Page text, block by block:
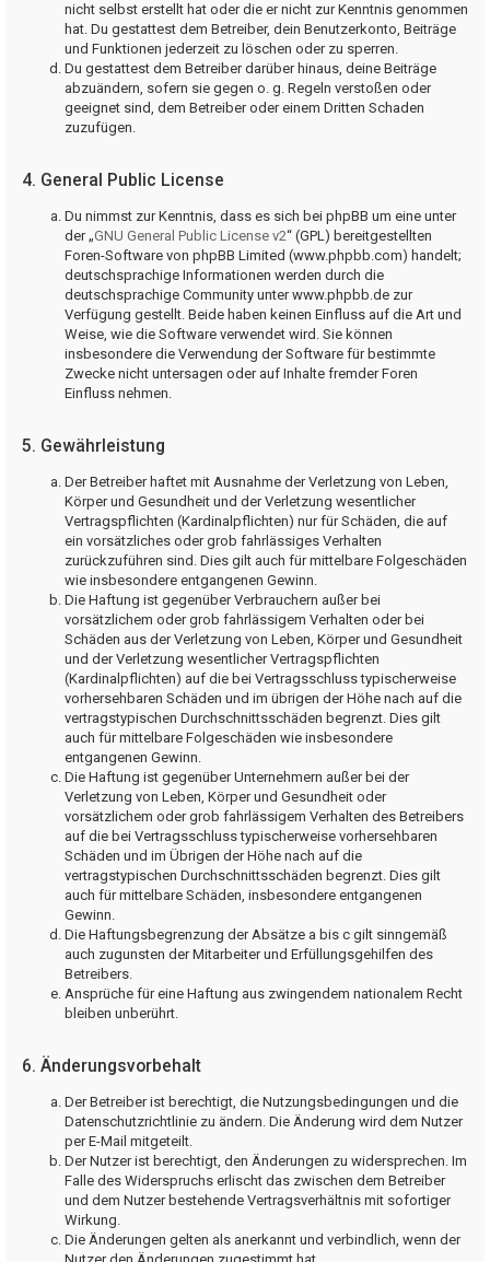
nicht selbst erstellt hat oder die er nicht zur Kenntnis genommen
hat. Du gestattest dem Betreiber, dein Benutzerkonto, Beiträge
und Funktionen jederzeit zu löschen oder zu sperren.
Du gestattest dem Betreiber darüber hinaus, deine Beiträge
abzuändern, sofern sie gegen o. g. Regeln verstoßen oder
geeignet sind, dem Betreiber oder einem Dritten Schaden
zuzufügen.
4. General Public License
Du nimmst zur Kenntnis, dass es sich bei phpBB um eine unter
der „GNU General Public License v2“ (GPL) bereitgestellten
Foren-Software von phpBB Limited (www.phpbb.com) handelt;
deutschsprachige Informationen werden durch die
deutschsprachige Community unter www.phpbb.de zur
Verfügung gestellt. Beide haben keinen Einfluss auf die Art und
Weise, wie die Software verwendet wird. Sie können
insbesondere die Verwendung der Software für bestimmte
Zwecke nicht untersagen oder auf Inhalte fremder Foren
Einfluss nehmen.
5. Gewährleistung
Der Betreiber haftet mit Ausnahme der Verletzung von Leben,
Körper und Gesundheit und der Verletzung wesentlicher
Vertragspflichten (Kardinalpflichten) nur für Schäden, die auf
ein vorsätzliches oder grob fahrlässiges Verhalten
zurückzuführen sind. Dies gilt auch für mittelbare Folgeschäden
wie insbesondere entgangenen Gewinn.
Die Haftung ist gegenüber Verbrauchern außer bei
vorsätzlichem oder grob fahrlässigem Verhalten oder bei
Schäden aus der Verletzung von Leben, Körper und Gesundheit
und der Verletzung wesentlicher Vertragspflichten
(Kardinalpflichten) auf die bei Vertragsschluss typischerweise
vorhersehbaren Schäden und im übrigen der Höhe nach auf die
vertragstypischen Durchschnittsschäden begrenzt. Dies gilt
auch für mittelbare Folgeschäden wie insbesondere
entgangenen Gewinn.
Die Haftung ist gegenüber Unternehmern außer bei der
Verletzung von Leben, Körper und Gesundheit oder
vorsätzlichem oder grob fahrlässigem Verhalten des Betreibers
auf die bei Vertragsschluss typischerweise vorhersehbaren
Schäden und im Übrigen der Höhe nach auf die
vertragstypischen Durchschnittsschäden begrenzt. Dies gilt
auch für mittelbare Schäden, insbesondere entgangenen
Gewinn.
Die Haftungsbegrenzung der Absätze a bis c gilt sinngemäß
auch zugunsten der Mitarbeiter und Erfüllungsgehilfen des
Betreibers.
Ansprüche für eine Haftung aus zwingendem nationalem Recht
bleiben unberührt.
6. Änderungsvorbehalt
Der Betreiber ist berechtigt, die Nutzungsbedingungen und die
Datenschutzrichtlinie zu ändern. Die Änderung wird dem Nutzer
per E-Mail mitgeteilt.
Der Nutzer ist berechtigt, den Änderungen zu widersprechen. Im
Falle des Widerspruchs erlischt das zwischen dem Betreiber
und dem Nutzer bestehende Vertragsverhältnis mit sofortiger
Wirkung.
Die Änderungen gelten als anerkannt und verbindlich, wenn der